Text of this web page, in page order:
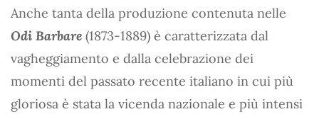
Anche tanta della produzione contenuta nelle
Odi Barbare (1873-1889) è caratterizzata dal
vagheggiamento e dalla celebrazione dei
momenti del passato recente italiano in cui più
gloriosa è stata la vicenda nazionale e più intensi